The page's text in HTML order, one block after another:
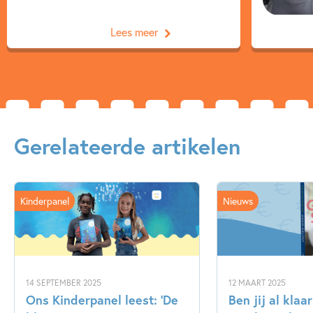
Lees meer
Gerelateerde artikelen
14 SEPTEMBER 2025
Ons Kinderpanel leest: ‘De
Kinderpanel
12 MAART 2025
Ben jij al
Nieuws